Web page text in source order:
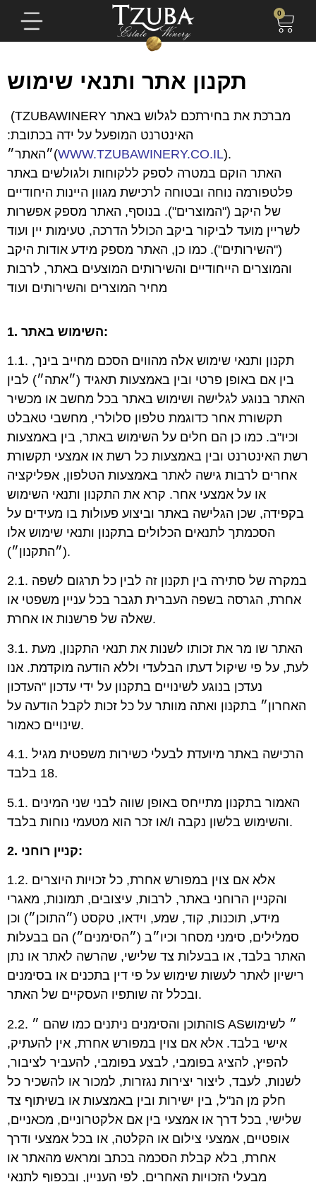
0
תקנון אתר ותנאי שימוש
(TZUBAWINERY מברכת את בחירתכם לגלוש באתר
האינטרנט המופעל על ידה בכתובת:
״האתר״(WWW.TZUBAWINERY.CO.IL).
האתר הוקם במטרה לספק ללקוחות ולגולשים באתר
פלטפורמה נוחה ובטוחה לרכישת מגוון היינות היחודיים
של היקב ("המוצרים"). בנוסף, האתר מספק אפשרות
לשריין מועד לביקור ביקב הכולל הדרכה, טעימות יין ועוד
("השירותים"). כמו כן, האתר מספק מידע אודות היקב
והמוצרים הייחודיים והשירותים המוצעים באתר, לרבות
מחיר המוצרים והשירותים ועוד
1. השימוש באתר:
1.1. תקנון ותנאי שימוש אלה מהווים הסכם מחייב בינך,
בין אם באופן פרטי ובין באמצעות תאגיד (״אתה״) לבין
האתר בנוגע לגלישה ושימוש באתר בכל מחשב או מכשיר
תקשורת אחר כדוגמת טלפון סלולרי, מחשבי טאבלט
וכיו"ב. כמו כן הם חלים על השימוש באתר, בין באמצעות
רשת האינטרנט ובין באמצעות כל רשת או אמצעי תקשורת
אחרים לרבות גישה לאתר באמצעות הטלפון, אפליקציה
או על אמצעי אחר. קרא את התקנון ותנאי השימוש
בקפידה, שכן הגלישה באתר וביצוע פעולות בו מעידים על
הסכמתך לתנאים הכלולים בתקנון ותנאי שימוש אלו
(״התקנון״).
2.1. במקרה של סתירה בין תקנון זה לבין כל תרגום לשפה
אחרת, הגרסה בשפה העברית תגבר בכל עניין משפטי או
שאלה של פרשנות או אחרת.
3.1. האתר שו מר את זכותו לשנות את תנאי התקנון, מעת
לעת, על פי שיקול דעתו הבלעדי וללא הודעה מוקדמת. אנו
נעדכן בנוגע לשינויים בתקנון על ידי עדכון "העדכון
האחרון״ בתקנון ואתה מוותר על כל זכות לקבל הודעה על
שינויים כאמור.
4.1. הרכישה באתר מיועדת לבעלי כשירות משפטית מגיל
18 בלבד.
5.1. האמור בתקנון מתייחס באופן שווה לבני שני המינים
והשימוש בלשון נקבה ו/או זכר הוא מטעמי נוחות בלבד.
2. קניין רוחני:
1.2. אלא אם צוין במפורש אחרת, כל זכויות היוצרים
והקניין הרוחני באתר, לרבות, עיצובים, תמונות, מאגרי
מידע, תוכנות, קוד, שמע, וידאו, טקסט (״התוכן״) וכן
סמלילים, סימני מסחר וכיו״ב (״הסימנים״) הם בבעלות
האתר בלבד, או בבעלות צד שלישי, שהרשה לאתר או נתן
רישיון לאתר לעשות שימוש על פי דין בתכנים או בסימנים
ובכלל זה שותפיו העסקיים של האתר.
2.2. התוכן והסימנים ניתנים כמו שהם ״IS AS״ לשימוש
אישי בלבד. אלא אם צוין במפורש אחרת, אין להעתיק,
להפיץ, להציג בפומבי, לבצע בפומבי, להעביר לציבור,
לשנות, לעבד, ליצור יצירות נגזרות, למכור או להשכיר כל
חלק מן הנ"ל, בין ישירות ובין באמצעות או בשיתוף צד
שלישי, בכל דרך או אמצעי בין אם אלקטרוניים, מכאניים,
אופטיים, אמצעי צילום או הקלטה, או בכל אמצעי ודרך
אחרת, בלא קבלת הסכמה בכתב ומראש מהאתר או
מבעלי הזכויות האחרים, לפי העניין, ובכפוף לתנאי